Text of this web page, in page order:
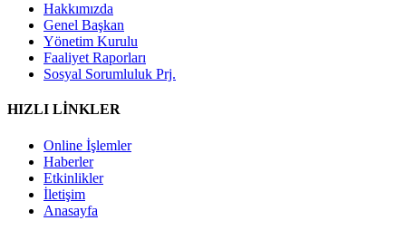
Hakkımızda
Genel Başkan
Yönetim Kurulu
Faaliyet Raporları
Sosyal Sorumluluk Prj.
HIZLI LİNKLER
Online İşlemler
Haberler
Etkinlikler
İletişim
Anasayfa